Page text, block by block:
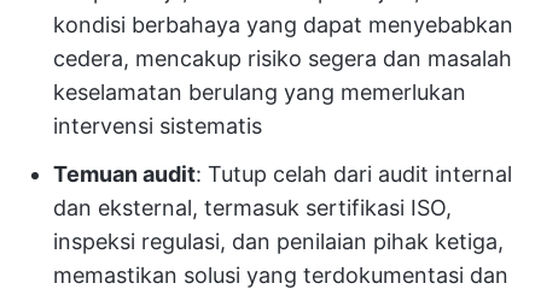
kondisi berbahaya yang dapat menyebabkan
cedera, mencakup risiko segera dan masalah
keselamatan berulang yang memerlukan
intervensi sistematis
Temuan audit: Tutup celah dari audit internal
dan eksternal, termasuk sertifikasi ISO,
inspeksi regulasi, dan penilaian pihak ketiga,
memastikan solusi yang terdokumentasi dan